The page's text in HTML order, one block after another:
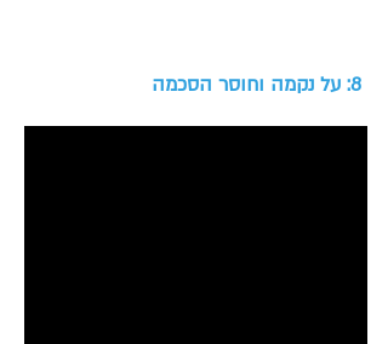
8: על נקמה וחוסר הסכמה